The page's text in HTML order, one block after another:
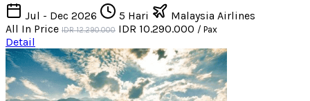
Jul - Dec 2026 5 Hari
Malaysia Airlines
All In Price IDR 12.290.000 IDR 10.290.000 / Pax
Detail